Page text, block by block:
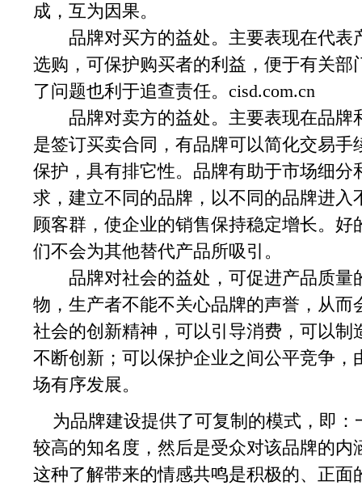
成，互为因果。
品牌对买方的益处。主要表现在代表
选购，可保护购买者的利益，便于有关
了问题也利于追查责任。cisd.com.cn
品牌对卖方的益处。主要表现在品牌
是签订买卖合同，有品牌可以简化交易
保护，具有排它性。品牌有助于市场细
求，建立不同的品牌，以不同的品牌进
顾客群，使企业的销售保持稳定增长。
们不会为其他替代产品所吸引。
品牌对社会的益处，可促进产品质量
物，生产者不能不关心品牌的声誉，从
社会的创新精神，可以引导消费，可以
不断创新；可以保护企业之间公平竞争
场有序发展。
为品牌建设提供了可复制的模式，即：
较高的知名度，然后是受众对该品牌的
这种了解带来的情感共鸣是积极的、正